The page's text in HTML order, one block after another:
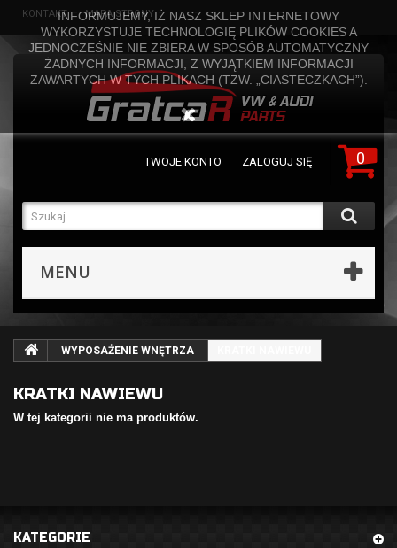
INFORMUJEMY, IŻ NASZ SKLEP INTERNETOWY
WYKORZYSTUJE TECHNOLOGIĘ PLIKÓW COOKIES A
JEDNOCZEŚNIE NIE ZBIERA W SPOSÓB AUTOMATYCZNY
ŻADNYCH INFORMACJI, Z WYJĄTKIEM INFORMACJI
ZAWARTYCH W TYCH PLIKACH (TZW. „CIASTECZKACH”).
KONTAKT MAPA STRONY
0
TWOJE KONTO ZALOGUJ SIĘ
MENU
WYPOSAŻENIE WNĘTRZA
KRATKI NAWIEWU
W tej kategorii nie ma produktów.
KATEGORIE